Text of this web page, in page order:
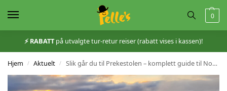
0
⚡️ RABATTpå utvalgte tur-retur reiser (rabatt vises i kassen)!
Hjem / Aktuelt / Slik går du til Prekestolen – komplett guide til Norges mest populære fjelltur